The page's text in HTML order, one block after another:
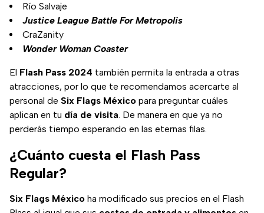
Río Salvaje
Justice League Battle For Metropolis
CraZanity
Wonder Woman Coaster
El Flash Pass 2024 también permita la entrada a otras
atracciones, por lo que te recomendamos acercarte al
personal de Six Flags México para preguntar cuáles
aplican en tu día de visita. De manera en que ya no
perderás tiempo esperando en las eternas filas.
¿Cuánto cuesta el Flash Pass
Regular?
Six Flags México ha modificado sus precios en el Flash